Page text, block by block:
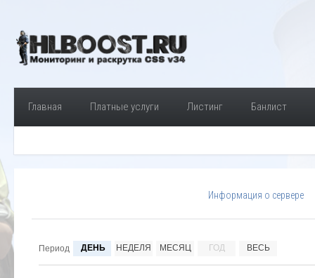
Главная Платные услуги Листинг Банлист
Информация о сервере
Период ДЕНЬ НЕДЕЛЯ МЕСЯЦ ГОД ВЕСЬ